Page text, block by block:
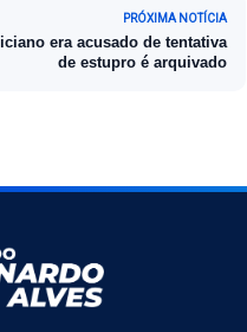
PRÓXIMA NOTÍCIA
era acusado de tentativa
de estupro é arquivado